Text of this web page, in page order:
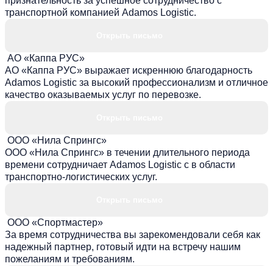
транспортной компанией Adamos Logistic.
АО «Каппа РУС»
АО «Каппа РУС» выражает искреннюю благодарность
Adamos Logistic за высокий профессионализм и отличное
качество оказываемых услуг по перевозке.
ООО «Нила Спрингс»
ООО «Нила Спрингс» в течении длительного периода
времени сотрудничает Adamos Logistic с в области
транспортно-логистических услуг.
ООО «Спортмастер»
За время сотрудничества вы зарекомендовали себя как
надежный партнер, готовый идти на встречу нашим
пожеланиям и требованиям.